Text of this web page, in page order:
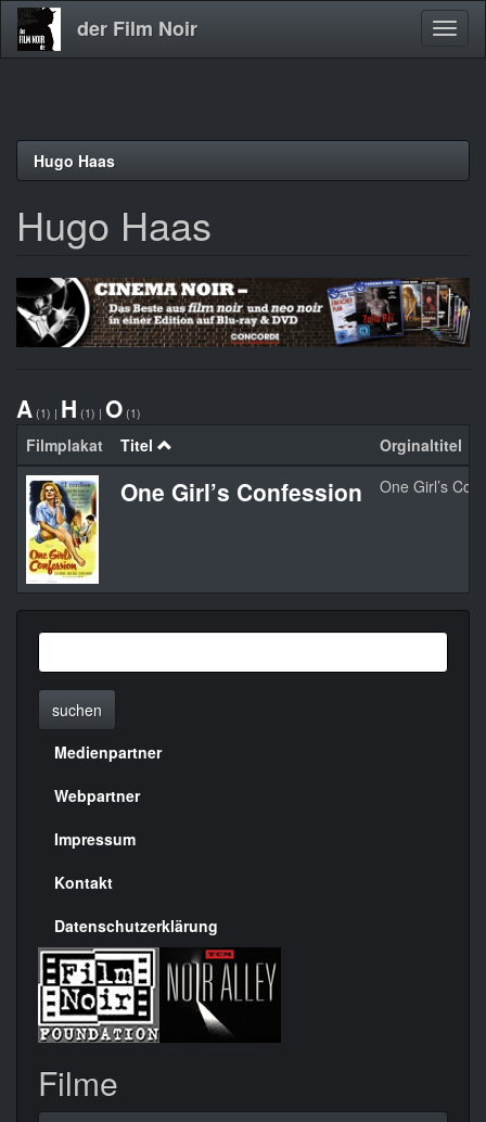
Direkt
der Film Noir
Hugo Haas
Hugo Haas
A (1) | H (1) | O (1)
Filmplakat Titel Orginaltitel
One Girl’s Confession One Girl’s
suchen
Menülinks
rechte
Seite
Medienpartner
Webpartner
Impressum
Kontakt
Datenschutzerklärung
Filme